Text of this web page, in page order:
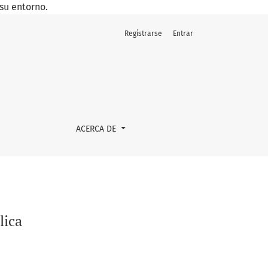
entorno.
ACERCA DE
Registrarse Entrar